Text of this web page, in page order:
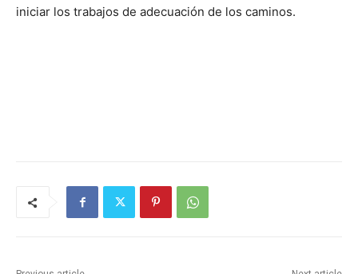
iniciar los trabajos de adecuación de los caminos.